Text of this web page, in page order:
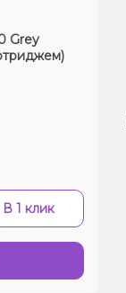
Grey
В 1 клик